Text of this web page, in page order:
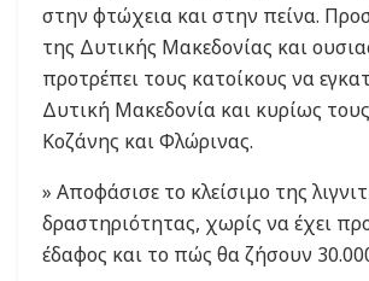
στην φτώχεια και στην πείνα.
της Δυτικής Μακεδονίας και
προτρέπει τους κατοίκους να
Δυτική Μακεδονία και κυρίως
Κοζάνης και Φλώρινας.
» Αποφάσισε το κλείσιμο της
δραστηριότητας, χωρίς να έχει
έδαφος και το πώς θα ζήσουν 30.000